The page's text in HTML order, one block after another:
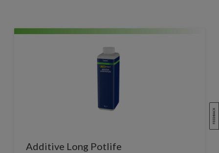
Additive Long Potlife